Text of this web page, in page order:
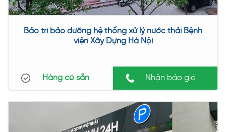
Bảo trì bảo dưỡng hệ thống xử lý nước thải Bệnh
viện Xây Dựng Hà Nội
Hàng có sẵn Nhận báo giá